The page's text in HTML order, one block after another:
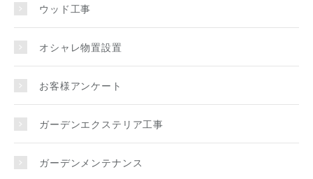
ウッド工事
オシャレ物置設置
お客様アンケート
ガーデンエクステリア工事
ガーデンメンテナンス